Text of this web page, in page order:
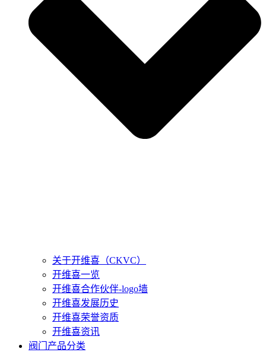
关于开维喜（CKVC）
开维喜一览
开维喜合作伙伴-logo墙
开维喜发展历史
开维喜荣誉资质
开维喜资讯
阀门产品分类